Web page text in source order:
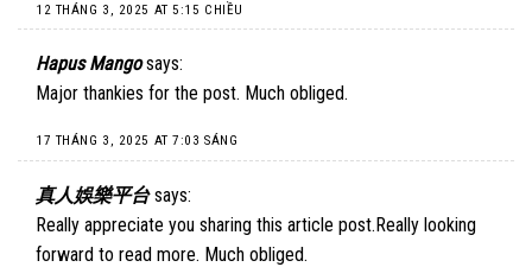
12 THÁNG 3, 2025 AT 5:15 CHIỀU
Hapus Mango says:
Major thankies for the post. Much obliged.
17 THÁNG 3, 2025 AT 7:03 SÁNG
真人娛樂平台 says:
Really appreciate you sharing this article post.Really looking
forward to read more. Much obliged.